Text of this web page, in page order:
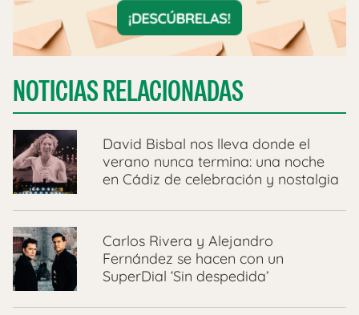
NOTICIAS RELACIONADAS
David Bisbal nos lleva donde el
verano nunca termina: una noche
en Cádiz de celebración y nostalgia
Carlos Rivera y Alejandro
Fernández se hacen con un
SuperDial ‘Sin despedida’